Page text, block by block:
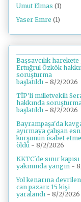
Umut Elmas (1)
Yaser Emre (1)
Başsavcılık harekete
Ertuğrul Özkök
soruşturma
başlatıldı - 8/2/2026
TİP'li milletvekili
hakkında soruşturma
başlatıldı - 8/2/2026
Bayrampaşa'da
ayırmaya çalışan
kurşunun isabet
öldü - 8/2/2026
KKTC'de sınır kapısı
yakınında yangın -
Yol kenarına
can pazarı: 15 kişi
yaralandı - 8/2/2026